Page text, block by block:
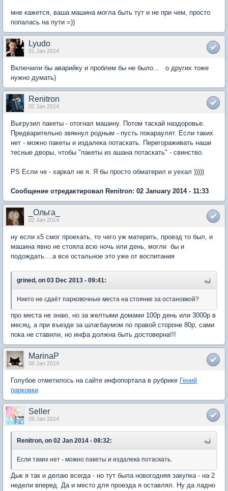
мне кажется, ваша машина могла быть тут и не при чем, просто
попалась на пути =))
Lyudo
01 Jan 2014
Включили бы аварийку и проблем бы не было... о других тоже
нужно думать)
Renitron
02 Jan 2014
Выгрузил пакеты - отогнал машину. Потом таскай наздоровье.
Предварительно звякнул родным - пусть покараулят. Если таких
нет - можно пакеты и издалека потаскать. Перегораживать наши
тесные дворы, чтобы "пакеты из ашана потаскать" - свинство.
PS Если че - харкал не я. Я бы просто обматерил и уехал )))))
Сообщение отредактировал Renitron: 02 January 2014 - 11:33
_Ольга_
02 Jan 2014
ну если х5 смог проехать, то чего уж материть, проезд то был, и
машина явно не стояла всю ночь или день, могли бы и
подождать....а все остальное это уже от воспитания
grined, on 03 Dec 2013 - 09:41:
Никто не сдаёт парковочные места на стоянке за остановкой?
про места не знаю, но за желтыми домами 100р день или 3000р в
месяц, а при въезде за шлагбаумом по правой стороне 80р, сами
пока не ставили, но инфа должна быть достоверна!!!
MarinaP
08 Jan 2014
Голубое отметилось на сайте инфопортала в рубрике Гений
парковки
Seller
09 Jan 2014
Renitron, on 02 Jan 2014 - 08:32:
Если таких нет - можно пакеты и издалека потаскать.
Дык я так и делаю всегда - но тут была новогодняя закупка - на 2
недели вперед. Да и место для проезда я оставлял. Ну да ладно